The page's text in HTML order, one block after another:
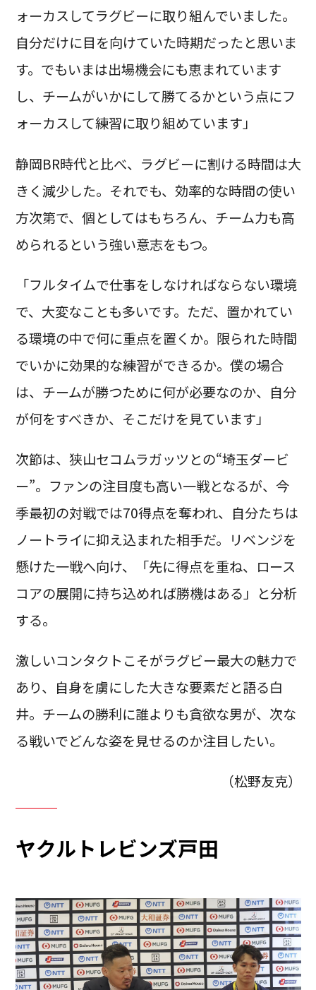
ォーカスしてラグビーに取り組んでいました。
自分だけに目を向けていた時期だったと思いま
す。でもいまは出場機会にも恵まれています
し、チームがいかにして勝てるかという点にフ
ォーカスして練習に取り組めています」
静岡BR時代と比べ、ラグビーに割ける時間は大
きく減少した。それでも、効率的な時間の使い
方次第で、個としてはもちろん、チーム力も高
められるという強い意志をもつ。
「フルタイムで仕事をしなければならない環境
で、大変なことも多いです。ただ、置かれてい
る環境の中で何に重点を置くか。限られた時間
でいかに効果的な練習ができるか。僕の場合
は、チームが勝つために何が必要なのか、自分
が何をすべきか、そこだけを見ています」
次節は、狭山セコムラガッツとの“埼玉ダービ
ー”。ファンの注目度も高い一戦となるが、今
季最初の対戦では70得点を奪われ、自分たちは
ノートライに抑え込まれた相手だ。リベンジを
懸けた一戦へ向け、「先に得点を重ね、ロース
コアの展開に持ち込めれば勝機はある」と分析
する。
激しいコンタクトこそがラグビー最大の魅力で
あり、自身を虜にした大きな要素だと語る白
井。チームの勝利に誰よりも貪欲な男が、次な
る戦いでどんな姿を見せるのか注目したい。
（松野友克）
ヤクルトレビンズ戸田